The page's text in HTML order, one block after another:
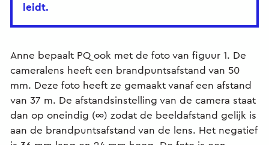
leidt.
Anne bepaalt PQ ook met de foto van figuur 1. De
cameralens heeft een brandpuntsafstand van 50
mm. Deze foto heeft ze gemaakt vanaf een afstand
van 37 m. De afstandsinstelling van de camera staat
dan op oneindig (∞) zodat de beeldafstand gelijk is
aan de brandpuntsafstand van de lens. Het negatief